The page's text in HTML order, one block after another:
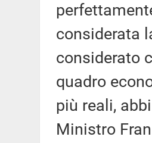
considerata
considerato
quadro
più reali,
Ministro